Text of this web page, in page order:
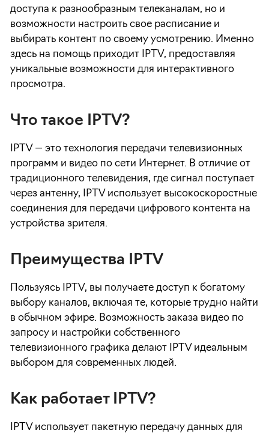
доступа к разнообразным телеканалам, но и
возможности настроить свое расписание и
выбирать контент по своему усмотрению. Именно
здесь на помощь приходит IPTV, предоставляя
уникальные возможности для интерактивного
просмотра.
Что такое IPTV?
IPTV — это технология передачи телевизионных
программ и видео по сети Интернет. В отличие от
традиционного телевидения, где сигнал поступает
через антенну, IPTV использует высокоскоростные
соединения для передачи цифрового контента на
устройства зрителя.
Преимущества IPTV
Пользуясь IPTV, вы получаете доступ к богатому
выбору каналов, включая те, которые трудно найти
в обычном эфире. Возможность заказа видео по
запросу и настройки собственного
телевизионного графика делают IPTV идеальным
выбором для современных людей.
Как работает IPTV?
IPTV использует пакетную передачу данных для